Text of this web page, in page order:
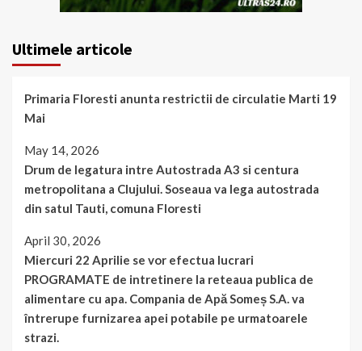
Ultimele articole
Primaria Floresti anunta restrictii de circulatie Marti 19
Mai
May 14, 2026
Drum de legatura intre Autostrada A3 si centura
metropolitana a Clujului. Soseaua va lega autostrada
din satul Tauti, comuna Floresti
April 30, 2026
Miercuri 22 Aprilie se vor efectua lucrari
PROGRAMATE de intretinere la reteaua publica de
alimentare cu apa. Compania de Apă Someș S.A. va
întrerupe furnizarea apei potabile pe urmatoarele
strazi.